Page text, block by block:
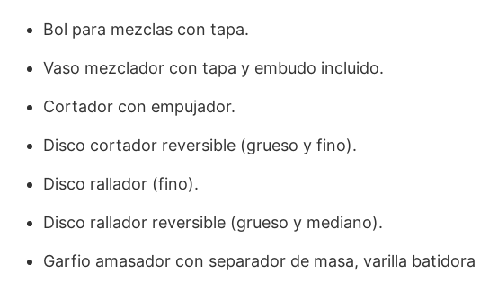
Bol para mezclas con tapa.
Vaso mezclador con tapa y embudo incluido.
Cortador con empujador.
Disco cortador reversible (grueso y fino).
Disco rallador (fino).
Disco rallador reversible (grueso y mediano).
Garfio amasador con separador de masa, varilla